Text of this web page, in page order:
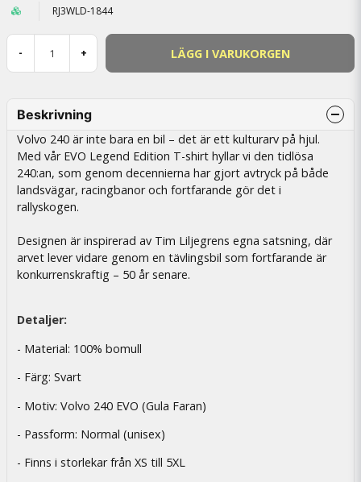
RJ3WLD-1844
- + LÄGG I VARUKORGEN
Beskrivning
Volvo 240 är inte bara en bil – det är ett kulturarv på hjul.
Med vår EVO Legend Edition T-shirt hyllar vi den tidlösa
240:an, som genom decennierna har gjort avtryck på både
landsvägar, racingbanor och fortfarande gör det i
rallyskogen.
Designen är inspirerad av Tim Liljegrens egna satsning, där
arvet lever vidare genom en tävlingsbil som fortfarande är
konkurrenskraftig – 50 år senare.
Detaljer:
- Material: 100% bomull
- Färg: Svart
- Motiv: Volvo 240 EVO (Gula Faran)
- Passform: Normal (unisex)
- Finns i storlekar från XS till 5XL